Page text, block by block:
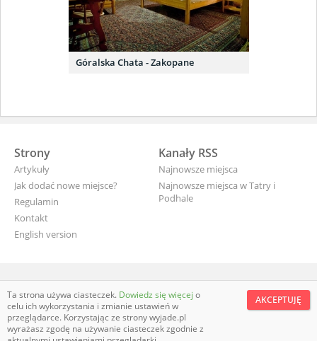
Góralska Chata - Zakopane
Strony
Artykuły
Jak dodać nowe miejsce?
Regulamin
Kontakt
English version
Kanały RSS
Najnowsze miejsca
Najnowsze miejsca w Tatry i
Podhale
wyjade.pl - turystyczna Polska
AKCEPTUJĘ
Ta strona używa ciasteczek. Dowiedz się więcej o
celu ich wykorzystania i zmianie ustawień w
przeglądarce. Korzystając ze strony wyjade.pl
wyrażasz zgodę na używanie ciasteczek zgodnie z